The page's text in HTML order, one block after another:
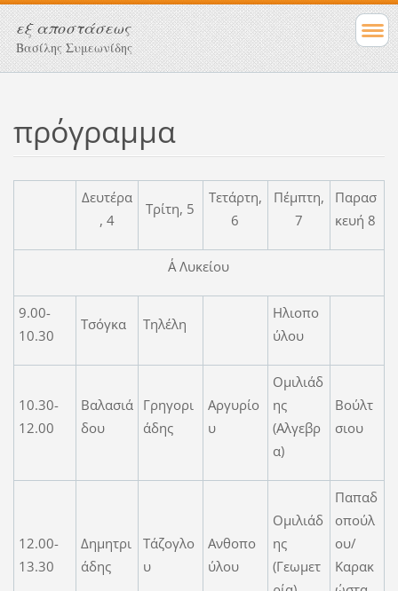
εξ αποστάσεως
Βασίλης Συμεωνίδης
πρόγραμμα
Δευτέρα
, 4
Τρίτη, 5
Τετάρτη,
6
Πέμπτη,
7
Παρασ
κευή 8
Α΄ Λυκείου
9.00-
10.30
Τσόγκα Τηλέλη
Ηλιοπο
ύλου
10.30-
12.00
Βαλασιά
δου
Γρηγορι
άδης
Αργυρίο
υ
Ομιλιάδ
ης
(Αλγεβρ
α)
Βούλτ
σιου
12.00-
13.30
Δημητρι
άδης
Τάζογλο
υ
Ανθοπο
ύλου
Ομιλιάδ
ης
(Γεωμετ
Παπαδ
οπούλ
ου/
Καρακ